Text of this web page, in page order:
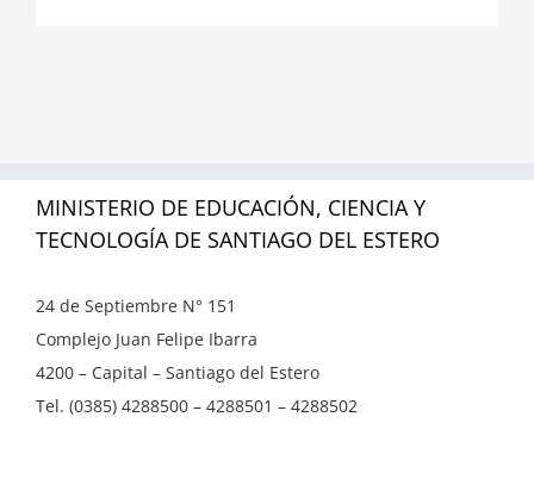
MINISTERIO DE EDUCACIÓN, CIENCIA Y
TECNOLOGÍA DE SANTIAGO DEL ESTERO
24 de Septiembre N° 151
Complejo Juan Felipe Ibarra
4200 – Capital – Santiago del Estero
Tel. (0385) 4288500 – 4288501 – 4288502